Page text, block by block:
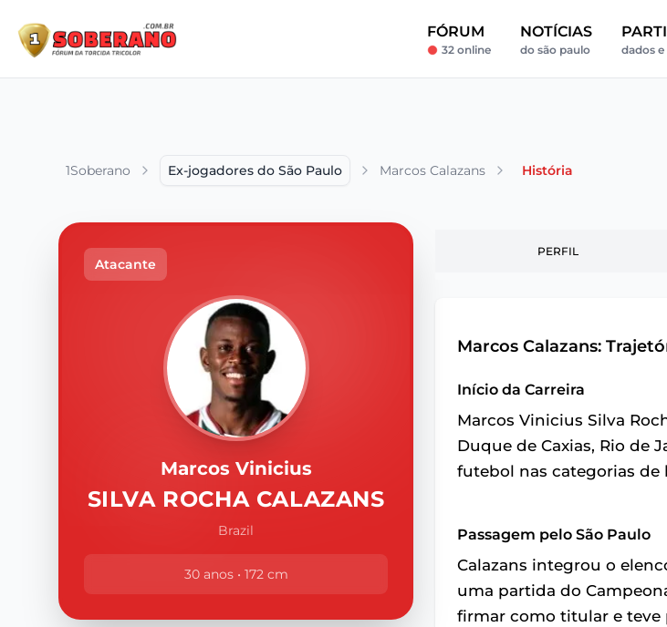
FÓRUM
32 online
NOTÍCIAS
do são paulo dados
1Soberano Ex-jogadores do São Paulo Marcos Calazans História
Atacante
Marcos Vinicius
SILVA ROCHA CALAZANS
Brazil
30 anos • 172 cm
PERFIL
Marcos Calazans:
Início da Carreira
Marcos Vinicius Silva
Duque de Caxias, Rio de
futebol nas categorias de
Passagem pelo São Paulo
Calazans integrou o
uma partida do
firmar como titular e teve